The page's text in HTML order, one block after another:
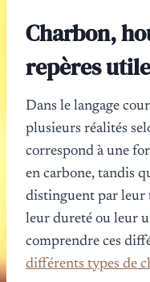
Charbon,
repères
Dans le langage
plusieurs réalités
correspond à une
en carbone, tandis
distinguent par leur
leur dureté ou leur
comprendre ces
différents types de